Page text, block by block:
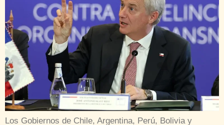
Los Gobiernos de Chile, Argentina, Perú, Bolivia y